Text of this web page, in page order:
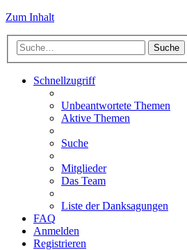
Zum Inhalt
Suche
Schnellzugriff
Unbeantwortete Themen
Aktive Themen
Suche
Mitglieder
Das Team
Liste der Danksagungen
FAQ
Anmelden
Registrieren